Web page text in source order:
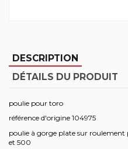
DESCRIPTION
DÉTAILS DU PRODUIT
poulie pour toro
référence d'origine 104975
poulie à gorge plate sur
et 500